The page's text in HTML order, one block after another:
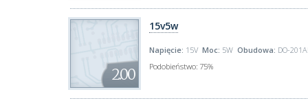
2.00
15v5w
Napięcie: 15V Moc: 5W Obudowa: DO-
Podobieństwo: 75%